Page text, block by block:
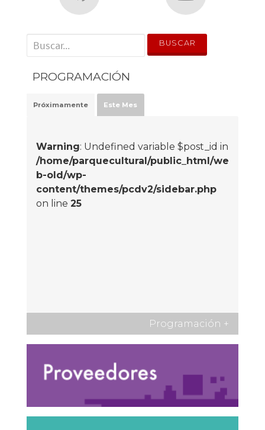
' . __('Search for:') . '
PROGRAMACIÓN
Próximamente Este Mes
Warning: Undefined variable $post_id in
/home/parquecultural/public_html/we
b-old/wp-
content/themes/pcdv2/sidebar.php
on line 25
Programación +